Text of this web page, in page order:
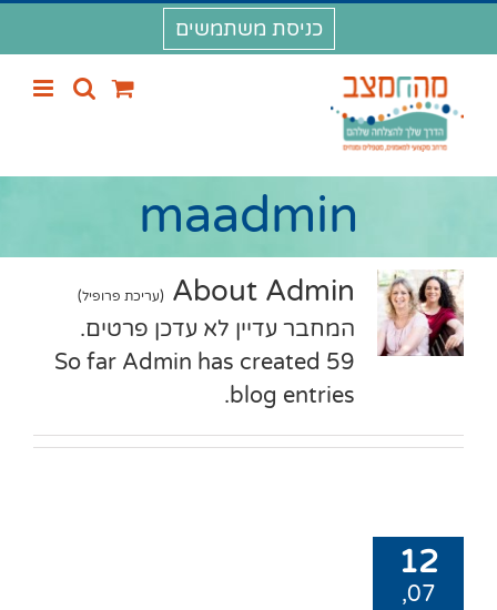
לתוכן
כניסת משתמשים
maadmin
About Admin
(עריכת פרופיל)
המחבר עדיין לא עדכן פרטים.
So far Admin has created 59
blog entries.
12
07,